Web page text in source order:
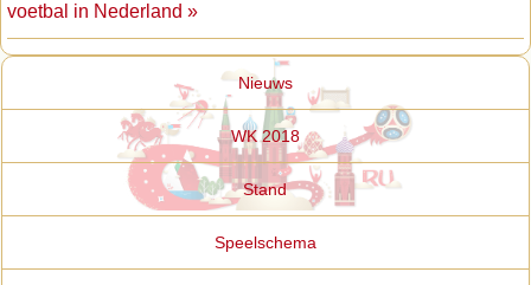
voetbal in Nederland »
Nieuws
WK 2018
Stand
Speelschema